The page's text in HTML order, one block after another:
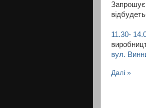
11.30-
вул.
Далі »